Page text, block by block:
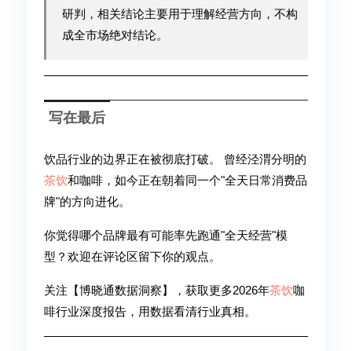
研判，相关结论主要用于理解经营方向，不构
成全市场绝对结论。
写在最后
饮品行业的边界正在被彻底打破。 曾经泾渭分明的
茶饮和咖啡，如今正在朝着同一个"全天日常消费品
牌"的方向进化。
你觉得哪个品牌最有可能率先跑通"全天经营"模
型？欢迎在评论区留下你的观点。
关注【博晓通数据洞察】，获取更多2026年茶饮咖
啡行业深度报告，用数据看清行业真相。